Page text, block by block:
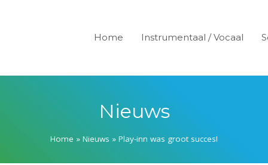
Home Instrumentaal / Vocaal
Nieuws
Home » Nieuws » Play-inn was groot succes!